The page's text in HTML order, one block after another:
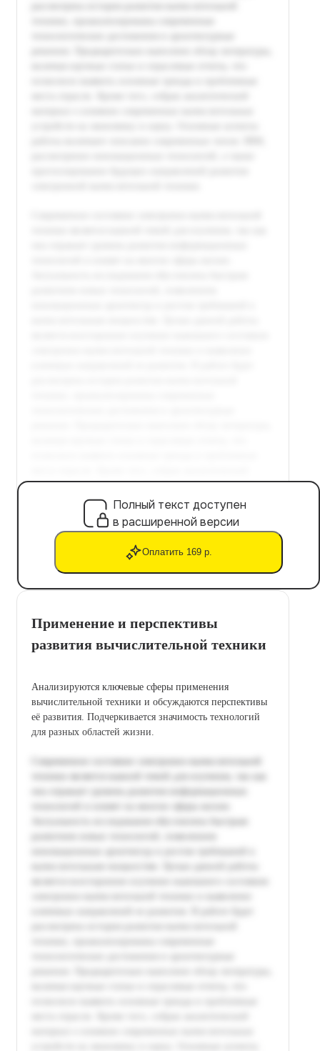
Полный текст доступен
в расширенной версии
Оплатить 169 р.
Применение и перспективы
развития вычислительной техники
Анализируются ключевые сферы применения
вычислительной техники и обсуждаются перспективы
её развития. Подчеркивается значимость технологий
для разных областей жизни.